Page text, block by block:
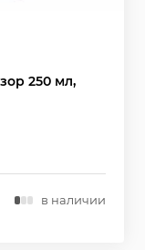
250 мл,
в наличии